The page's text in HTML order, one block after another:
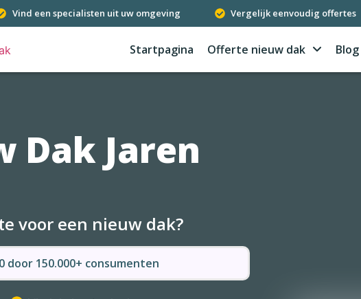
Vind een specialisten uit uw omgeving Vergelijk eenvoudig offertes
Startpagina Offerte nieuw dak Blog
Dak Jaren
voor een nieuw dak?
door 150.000+ consumenten